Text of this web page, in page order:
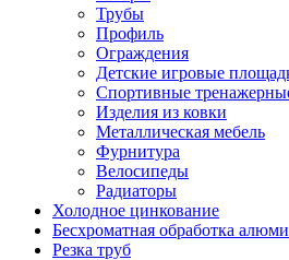
Трубы
Профиль
Ограждения
Детские игровые
Спортивные
Изделия из ковки
Металлическая мебель
Фурнитура
Велосипеды
Радиаторы
Холодное цинкование
Бесхроматная обработка
Резка труб